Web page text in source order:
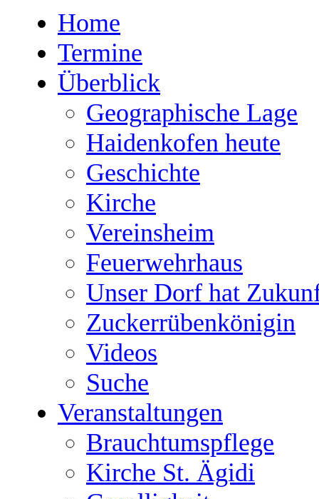
Home
Termine
Überblick
Geographische Lage
Haidenkofen heute
Geschichte
Kirche
Vereinsheim
Feuerwehrhaus
Unser Dorf hat
Zuckerrübenkönigin
Videos
Suche
Veranstaltungen
Brauchtumspflege
Kirche St. Ägidi